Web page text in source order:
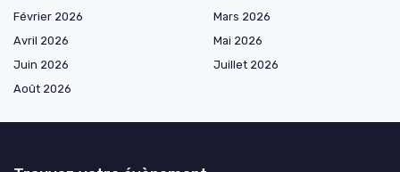
Février 2026
Mars 2026
Avril 2026
Mai 2026
Juin 2026
Juillet 2026
Août 2026